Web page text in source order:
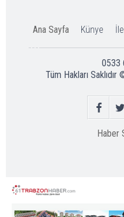
Ana Sayfa Künye
0533
Tüm Hakları
Haber